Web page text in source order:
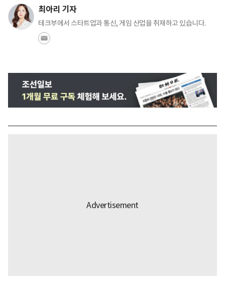
최아리 기자
테크부에서 스타트업과 통신, 게임 산업을 취재하고 있습니다.